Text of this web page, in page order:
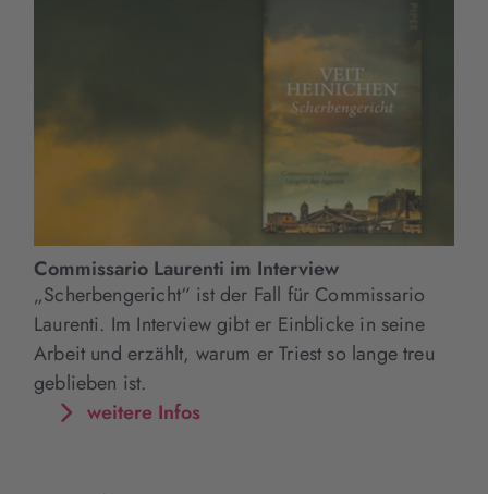
Commissario Laurenti im Interview
„Scherbengericht“ ist der Fall für Commissario
Laurenti. Im Interview gibt er Einblicke in seine
Arbeit und erzählt, warum er Triest so lange treu
geblieben ist.
weitere Infos